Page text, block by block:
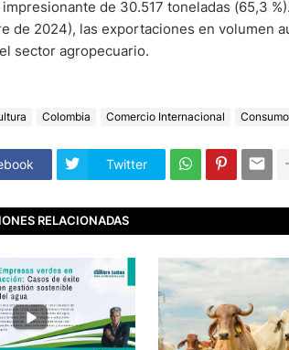
de 30.517 toneladas (65,3
de 2024), las exportaciones en volumen
sector agropecuario.
Colombia Comercio Internacional Consumo
Twitter
RELACIONADAS